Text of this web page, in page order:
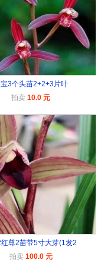
3个头苗2+2+3片叶
拍卖 10.0 元
尊2苗带5寸大芽(1发2
拍卖 100.0 元